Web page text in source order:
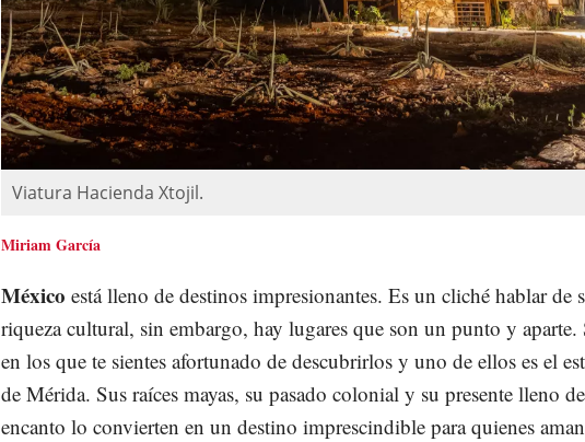
Viatura Hacienda Xtojil.
Miriam García
México está lleno de destinos impresionantes. Es un cliché hablar de
riqueza cultural, sin embargo, hay lugares que son un punto y aparte.
en los que te sientes afortunado de descubrirlos y uno de ellos es el
de Mérida. Sus raíces mayas, su pasado colonial y su presente lleno de
encanto lo convierten en un destino imprescindible para quienes